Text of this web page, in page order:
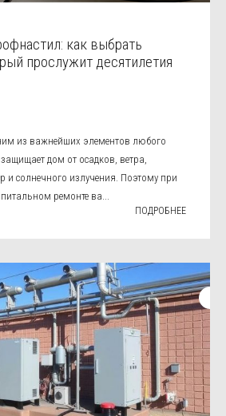
как выбрать
прослужит десятилетия
из важнейших элементов любого
дом от осадков, ветра,
и солнечного излучения. Поэтому при
ремонте ва...
ПОДРОБНЕЕ